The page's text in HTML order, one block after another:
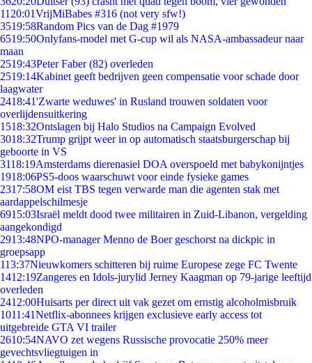
11 20:01VrijMiBabes #316 (not very sfw!)
3519:58Random Pics van de Dag #1979
6519:50Onlyfans-model met G-cup wil als NASA-ambassadeur naar
maan
2519:43Peter Faber (82) overleden
2519:14Kabinet geeft bedrijven geen compensatie voor schade door
laagwater
2418:41'Zwarte weduwes' in Rusland trouwen soldaten voor
overlijdensuitkering
1518:32Ontslagen bij Halo Studios na Campaign Evolved
3018:32Trump grijpt weer in op automatisch staatsburgerschap bij
geboorte in VS
3118:19Amsterdams dierenasiel DOA overspoeld met babykonijntjes
1918:06PS5-doos waarschuwt voor einde fysieke games
2317:58OM eist TBS tegen verwarde man die agenten stak met
aardappelschilmesje
6915:03Israël meldt dood twee militairen in Zuid-Libanon, vergelding
aangekondigd
2913:48NPO-manager Menno de Boer geschorst na dickpic in
groepsapp
113:37Nieuwkomers schitteren bij ruime Europese zege FC Twente
1412:19Zangeres en Idols-jurylid Jerney Kaagman op 79-jarige leeftijd
overleden
2412:00Huisarts per direct uit vak gezet om ernstig alcoholmisbruik
1011:41Netflix-abonnees krijgen exclusieve early access tot
uitgebreide GTA VI trailer
2610:54NAVO zet wegens Russische provocatie 250% meer
gevechtsvliegtuigen in